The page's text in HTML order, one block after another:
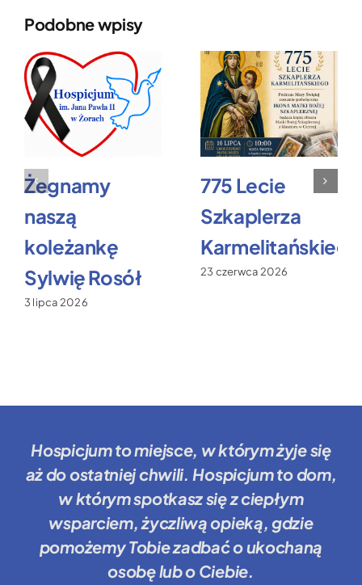
Podobne wpisy
Żegnamy
naszą
koleżankę
Sylwię Rosół
3 lipca 2026
775 Lecie
Szkaplerza
Karmelitańskiego
23 czerwca 2026
Hospicjum to miejsce, w którym żyje się
aż do ostatniej chwili. Hospicjum to dom,
w którym spotkasz się z ciepłym
wsparciem, życzliwą opieką, gdzie
pomożemy Tobiezadbać o ukochaną
osobę lub o Ciebie.